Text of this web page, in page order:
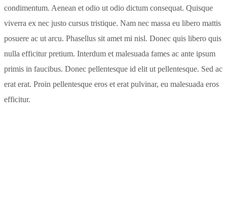
condimentum. Aenean et odio ut odio dictum consequat. Quisque
viverra ex nec justo cursus tristique. Nam nec massa eu libero mattis
posuere ac ut arcu. Phasellus sit amet mi nisl. Donec quis libero quis
nulla efficitur pretium. Interdum et malesuada fames ac ante ipsum
primis in faucibus. Donec pellentesque id elit ut pellentesque. Sed ac
erat erat. Proin pellentesque eros et erat pulvinar, eu malesuada eros
efficitur.